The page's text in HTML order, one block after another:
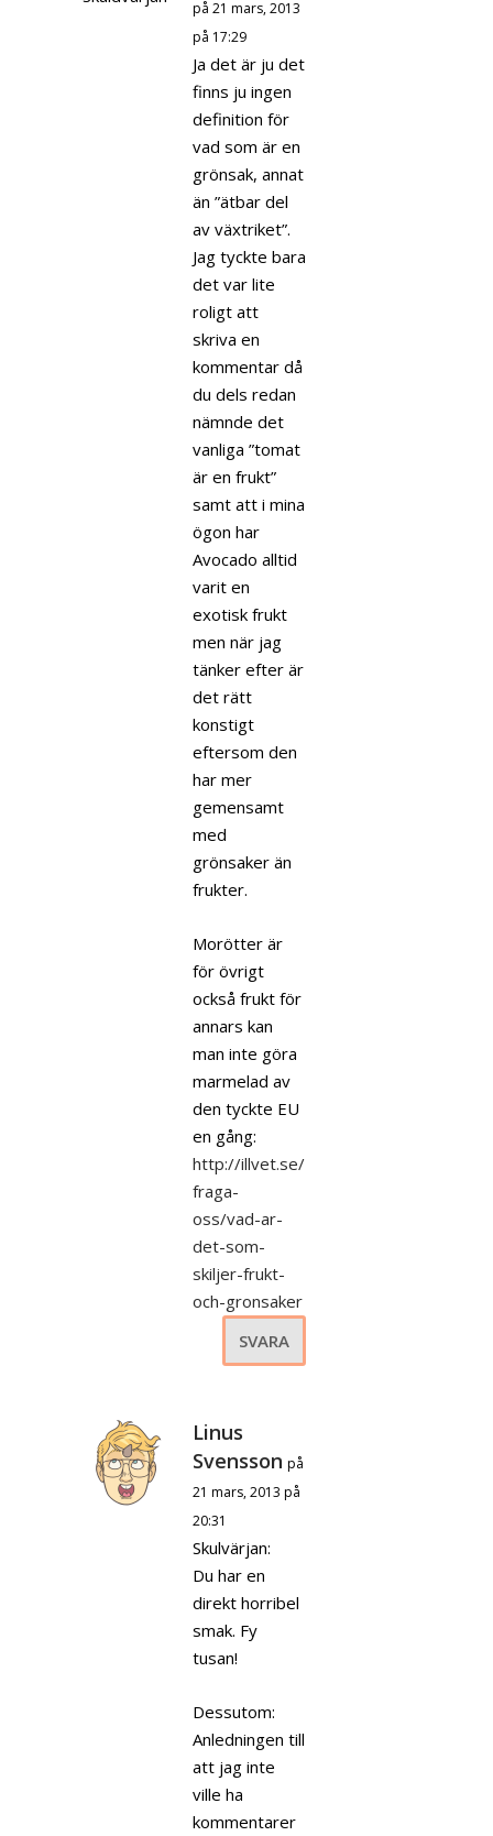
på 21 mars, 2013
på 17:29
Ja det är ju det
finns ju ingen
definition för
vad som är en
grönsak, annat
än ”ätbar del
av växtriket”.
Jag tyckte bara
det var lite
roligt att
skriva en
kommentar då
du dels redan
nämnde det
vanliga ”tomat
är en frukt”
samt att i mina
ögon har
Avocado alltid
varit en
exotisk frukt
men när jag
tänker efter är
det rätt
konstigt
eftersom den
har mer
gemensamt
med
grönsaker än
frukter.
Morötter är
för övrigt
också frukt för
annars kan
man inte göra
marmelad av
den tyckte EU
en gång:
http://illvet.se/
fraga-
oss/vad-ar-
det-som-
skiljer-frukt-
och-gronsaker
SVARA
Linus
Svensson på
21 mars, 2013 på
20:31
Skulvärjan:
Du har en
direkt horribel
smak. Fy
tusan!
Dessutom:
Anledningen till
att jag inte
ville ha
kommentarer